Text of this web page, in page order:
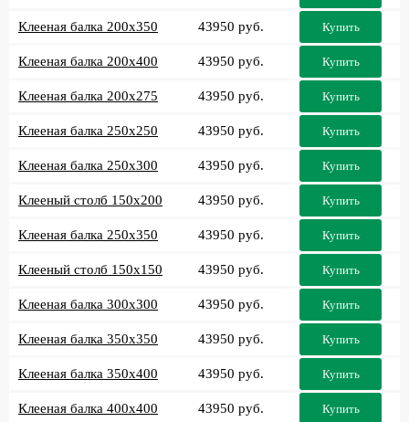
Клееная балка 200x350 43950 руб. Купить
Клееная балка 200x400 43950 руб. Купить
Клееная балка 200x275 43950 руб. Купить
Клееная балка 250x250 43950 руб. Купить
Клееная балка 250x300 43950 руб. Купить
Клееный столб 150x200 43950 руб. Купить
Клееная балка 250x350 43950 руб. Купить
Клееный столб 150x150 43950 руб. Купить
Клееная балка 300x300 43950 руб. Купить
Клееная балка 350x350 43950 руб. Купить
Клееная балка 350x400 43950 руб. Купить
Клееная балка 400x400 43950 руб. Купить